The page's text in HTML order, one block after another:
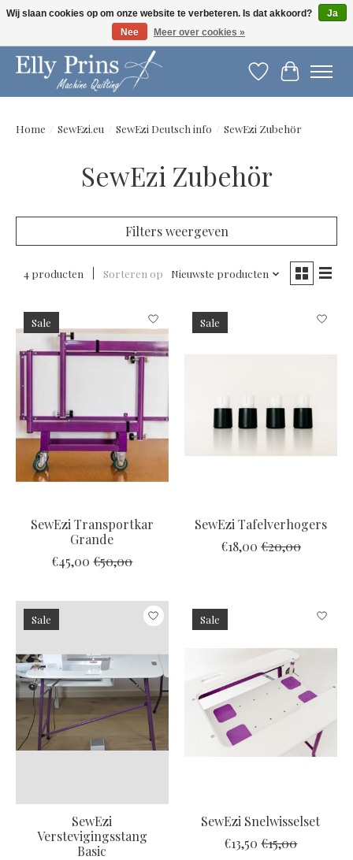
Let op: gewijzigde openingstijden!
Verlanglijst
Home / SewEzi.eu / SewEzi Deutsch info / SewEzi Zubehör
SewEzi Zubehör
Filters weergeven
4 producten Sorteren op Nieuwste producten
Sale
SewEzi Transportkar
Grande
€45,00 €50,00
Sale
SewEzi Tafelverhogers
€18,00 €20,00
Sale
SewEzi
Verstevigingsstang
Basic
Sale
SewEzi Snelwisselset
€13,50 €15,00
Wij slaan cookies op om onze website te verbeteren. Is dat akkoord?
Ja
Nee
Meer over cookies »